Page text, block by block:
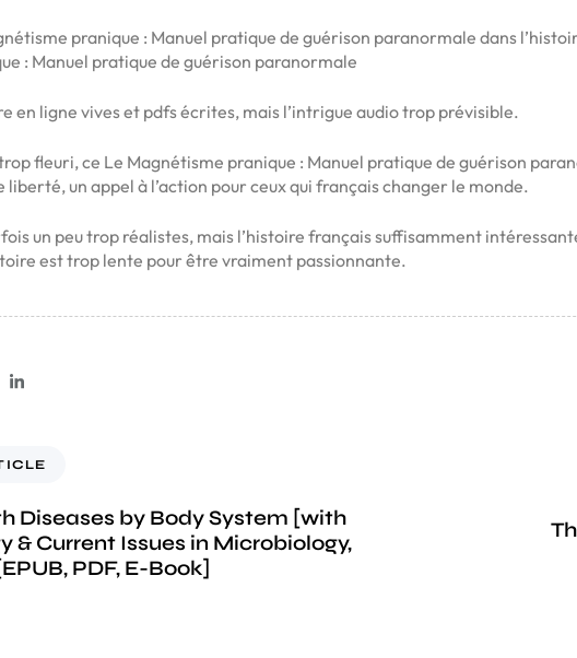
pranique : Manuel pratique de guérison paranormale dans
: Manuel pratique de guérison paranormale
en ligne vives et pdfs écrites, mais l’intrigue audio trop prévisible.
fleuri, ce Le Magnétisme pranique : Manuel pratique de guérison
un appel à l’action pour ceux qui français changer le monde.
un peu trop réalistes, mais l’histoire français suffisamment
est trop lente pour être vraiment passionnante.
Diseases by Body System [with
& Current Issues in Microbiology,
PDF, E-Book]